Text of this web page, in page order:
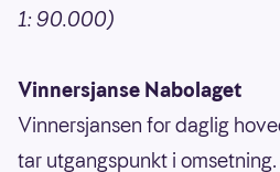
1: 90.000)
Vinnersjanse Nabolaget
Vinnersjansen for daglig
tar utgangspunkt i